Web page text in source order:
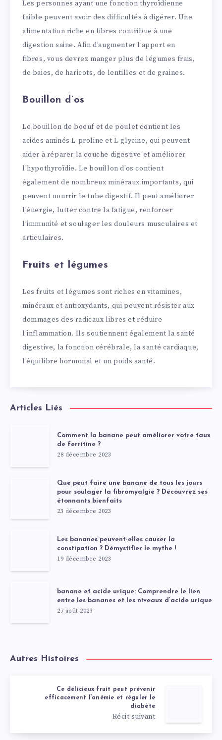
Les personnes ayant une fonction thyroïdienne
faible peuvent avoir des difficultés à digérer. Une
alimentation riche en fibres contribue à une
digestion saine. Afin d’augmenter l’apport en
fibres, vous devrez manger plus de légumes frais,
de baies, de haricots, de lentilles et de graines.
Bouillon d’os
Le bouillon de boeuf et de poulet contient les
acides aminés L-proline et L-glycine, qui peuvent
aider à réparer la couche digestive et améliorer
l’hypothyroïdie. Le bouillon d’os contient
également de nombreux minéraux importants, qui
peuvent nourrir le tube digestif. Il peut améliorer
l’énergie, lutter contre la fatigue, renforcer
l’immunité et soulager les douleurs musculaires et
articulaires.
Fruits et légumes
Les fruits et légumes sont riches en vitamines,
minéraux et antioxydants, qui peuvent résister aux
dommages des radicaux libres et réduire
l’inflammation. Ils soutiennent également la santé
digestive, la fonction cérébrale, la santé cardiaque,
l’équilibre hormonal et un poids santé.
Articles Liés
Comment la banane peut améliorer votre taux
de ferritine ?
28 décembre 2023
Que peut faire une banane de tous les jours
pour soulager la fibromyalgie ? Découvrez ses
étonnants bienfaits
23 décembre 2023
Les bananes peuvent-elles causer la
constipation ? Démystifier le mythe !
19 décembre 2023
banane et acide urique: Comprendre le lien
entre les bananes et les niveaux d’acide urique
27 août 2023
Autres Histoires
Ce délicieux fruit peut prévenir
efficacement l’anémie et réguler le
diabète
Récit suivant